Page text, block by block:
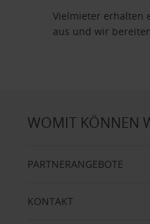
Vielmieter erhalten
aus und wir
WOMIT KÖNNEN
PARTNERANGEBOTE
KONTAKT